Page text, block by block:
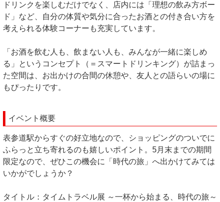
ドリンクを楽しむだけでなく、店内には「理想の飲み方ボー
ド」など、自分の体質や気分に合ったお酒との付き合い方を
考えられる体験コーナーも充実しています。
「お酒を飲む人も、飲まない人も、みんなが一緒に楽しめ
る」というコンセプト（＝スマートドリンキング）が詰まっ
た空間は、お出かけの合間の休憩や、友人との語らいの場に
もぴったりです。
イベント概要
表参道駅からすぐの好立地なので、ショッピングのついでに
ふらっと立ち寄れるのも嬉しいポイント。5月末までの期間
限定なので、ぜひこの機会に「時代の旅」へ出かけてみては
いかがでしょうか？
タイトル：タイムトラベル展 ～一杯から始まる、時代の旅～